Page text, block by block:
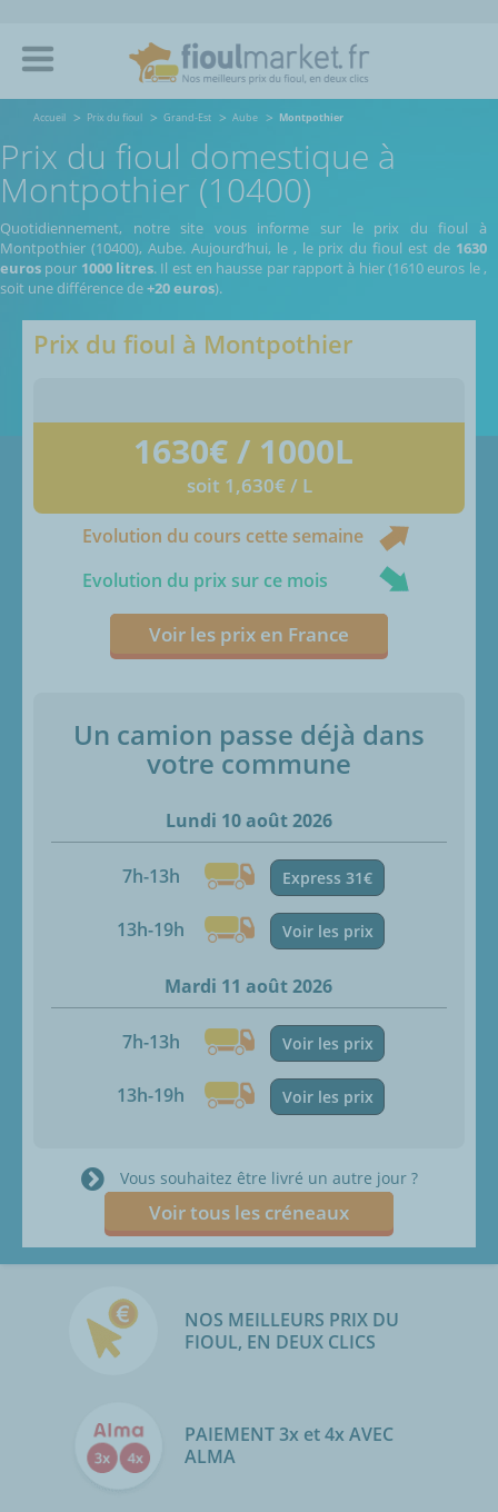
Accueil Prix du fioul Grand-Est Aube Montpothier
Prix du fioul domestique à
Montpothier (10400)
Quotidiennement, notre site vous informe sur le prix du fioul à
Montpothier (10400), Aube. Aujourd’hui, le , le prix du fioul est de 1630
euros pour 1000 litres. Il est en hausse par rapport à hier (1610 euros le,
soit une différence de+20 euros).
Prix du fioul à Montpothier
1630€ / 1000L
soit 1,630€ / L
Evolution du cours cette semaine
Evolution du prix sur ce mois
Voir les prix en France
Un camion passe déjà dans
votre commune
Lundi 10 août 2026
7h-13h Express 31€
13h-19h Voir les prix
Mardi 11 août 2026
7h-13h Voir les prix
13h-19h Voir les prix
Vous souhaitez être livré un autre jour ?
Voir tous les créneaux
NOS MEILLEURS PRIX DU
FIOUL, EN DEUX CLICS
PAIEMENT 3x et 4x AVEC
ALMA